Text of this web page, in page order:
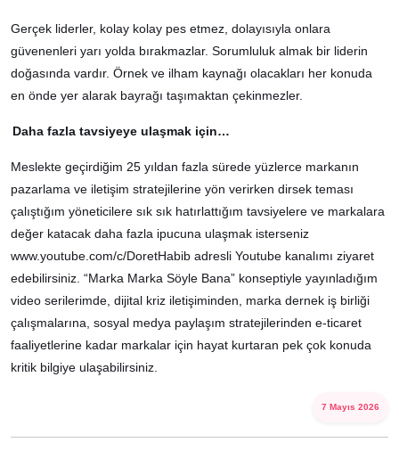
Gerçek liderler, kolay kolay pes etmez, dolayısıyla onlara
güvenenleri yarı yolda bırakmazlar. Sorumluluk almak bir liderin
doğasında vardır. Örnek ve ilham kaynağı olacakları her konuda
en önde yer alarak bayrağı taşımaktan çekinmezler.
Daha fazla tavsiyeye ulaşmak için…
Meslekte geçirdiğim 25 yıldan fazla sürede yüzlerce markanın
pazarlama ve iletişim stratejilerine yön verirken dirsek teması
çalıştığım yöneticilere sık sık hatırlattığım tavsiyelere ve markalara
değer katacak daha fazla ipucuna ulaşmak isterseniz
www.youtube.com/c/DoretHabib adresli Youtube kanalımı ziyaret
edebilirsiniz. “Marka Marka Söyle Bana” konseptiyle yayınladığım
video serilerimde, dijital kriz iletişiminden, marka dernek iş birliği
çalışmalarına, sosyal medya paylaşım stratejilerinden e-ticaret
faaliyetlerine kadar markalar için hayat kurtaran pek çok konuda
kritik bilgiye ulaşabilirsiniz.
7 Mayıs 2026